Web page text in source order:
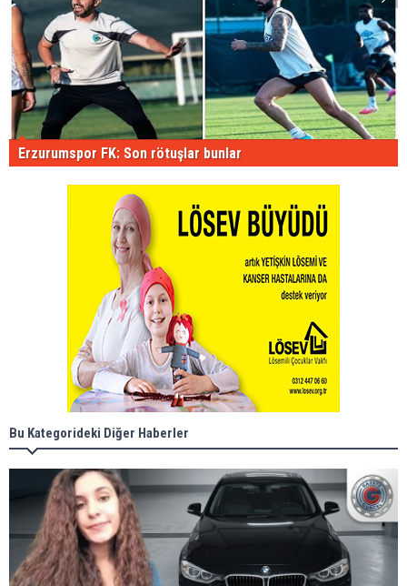
Erzurumspor FK: Son rötuşlar bunlar
Bu Kategorideki Diğer Haberler